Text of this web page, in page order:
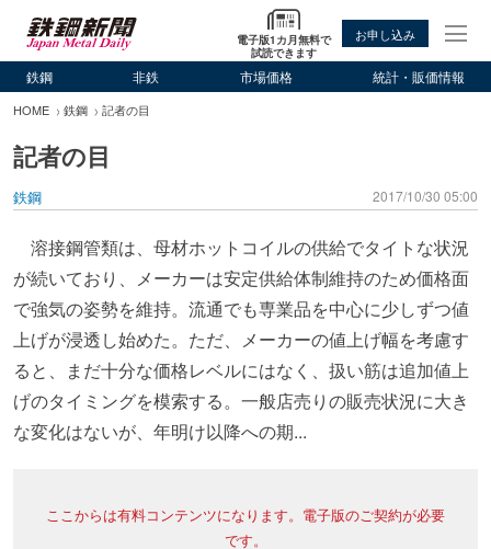
電子版1カ月無料で
試読できます
お申し込み
鉄鋼 非鉄 市場価格 統計・販価情報
HOME 鉄鋼 記者の目
記者の目
鉄鋼 2017/10/30 05:00
溶接鋼管類は、母材ホットコイルの供給でタイトな状況
が続いており、メーカーは安定供給体制維持のため価格面
で強気の姿勢を維持。流通でも専業品を中心に少しずつ値
上げが浸透し始めた。ただ、メーカーの値上げ幅を考慮す
ると、まだ十分な価格レベルにはなく、扱い筋は追加値上
げのタイミングを模索する。一般店売りの販売状況に大き
な変化はないが、年明け以降への期...
ここからは有料コンテンツになります。電子版のご契約が必要
です。